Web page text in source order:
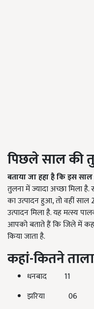
पिछले साल की
बताया जा हहा है कि इस साल
तुलना में ज्यादा अच्छा मिला
का उत्पादन हुआ, तो वहीं साल
उत्पादन मिला है. यह मत्स्य
आपको बताते हैं कि जिले में
किया जाता है.
कहां-कितने
धनबाद 11
झरिया 06